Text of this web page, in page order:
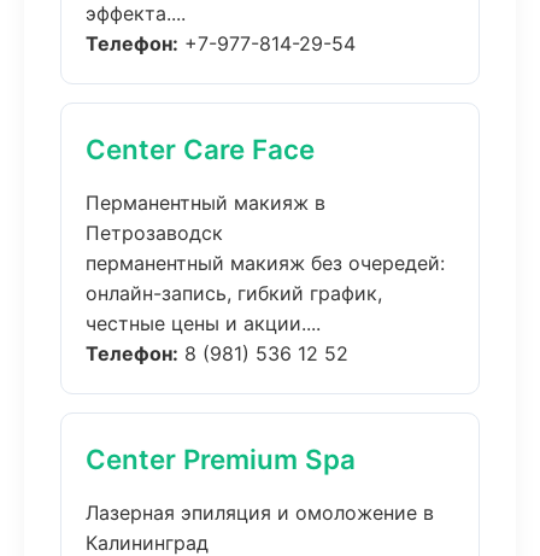
эффекта....
Телефон: +7-977-814-29-54
Center Care Face
Перманентный макияж в
Петрозаводск
перманентный макияж без очередей:
онлайн-запись, гибкий график,
честные цены и акции....
Телефон: 8 (981) 536 12 52
Center Premium Spa
Лазерная эпиляция и омоложение в
Калининград